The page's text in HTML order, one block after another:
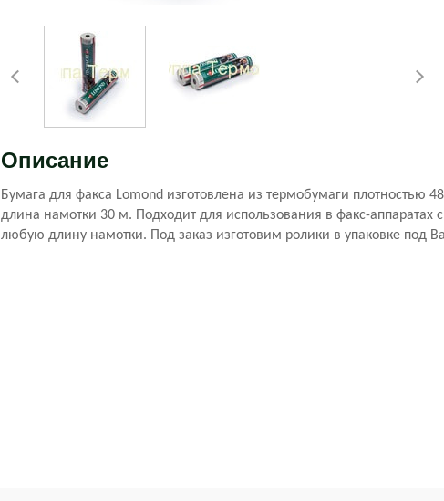
Описание
Бумага для факса Lomond изготовлена из термобумаги плотностью
длина намотки 30 м. Подходит для использования в факс-
любую длину намотки. Под заказ изготовим ролики в упаковке под